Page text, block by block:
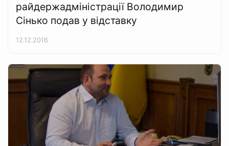
райдержадміністрації Володимир
Сінько подав у відставку
12.12.2016